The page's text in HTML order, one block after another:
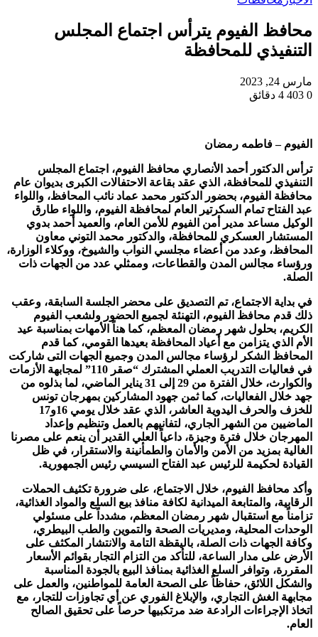
محافظ الفيوم يترأس اجتماع المجلس
التنفيذي للمحافظة
مارس 24, 2023
0
4 دقائق
الفيوم – فاطمه رمضان
ترأس الدكتور أحمد الأنصاري محافظ الفيوم، اجتماع المجلس
التنفيذي للمحافظة، الذي عقد بقاعة الاحتفالات الكبرى بديوان عام
محافظة الفيوم، بحضور الدكتور محمد عماد نائب المحافظ، واللواء
عبد الفتاح تمام السكرتير العام لمحافظة الفيوم، واللواء طارق
الوكيل مساعد مدير أمن الفيوم للأمن العام، والعميد أحمد بدوي
المستشار العسكري للمحافظة، والدكتور محمد التوني معاون
المحافظ، وعدد من أعضاء مجلسي النواب والشيوخ، ووكلاء الوزارة،
ورؤساء مجالس المدن والقطاعات، وممثلي عدد من الجهات ذات
الصلة.
في بداية الاجتماع، تم التصديق على محضر الجلسة السابقة، وعقب
ذلك قدم محافظ الفيوم، التهنئة لجميع الحضور ولشعب الفيوم
الكريم، بحلول شهر رمضان المعظم، كما هناً الأمهات بمناسبة عيد
الأم الذي يتزامن مع أعياد المحافظة بعيدها القومي، كما قدم
المحافظ الشكر لرؤساء مجالس المدن وجميع الجهات التى شاركت
في فعاليات التدريب العملي المشترك “صقر 110” لمجابهة الأزمات
والكوارث، خلال الفترة من 29 إلى 31 يناير الماضي، لما بذلوه من
جهد خلال الفعاليات، كما ثمن جهود المشاركين بمهرجان تونس
للخزف والحرف اليدوية العاشر، الذي عقد خلال يومي 16و17
الماضيين من الشهر الجاري، لتفانيهم بالعمل وتنظيم وإعداد
المهرجان خلال فترة وجيزة، داعياً العلي القدير أن ينعم على مصرنا
الغالية بمزيد من الأمن والأمان والطمأنينة والاستقرار، في ظل
القيادة لحكيمة للرئيس عبد الفتاح السيسي رئيس الجمهورية.
وأكد محافظ الفيوم، خلال الاجتماع، على ضرورة تكثيف الحملات
الرقابية، والمتابعة الميدانية لكافة منافذ بيع السلع والمواد الغذائية،
تزامناً مع استقبال شهر رمضان المعظم، مشدداً على مسئولي
الوحدات المحلية، ومديريات الصحة والتموين والطب البيطري،
وكافة الجهات ذات الصلة، باليقظة التامة والانتشار المكثف على
الأرض على مدار الساعة، للتأكد من التزام التجار بقوائم الأسعار
المقررة، وتوافر السلع الغذائية بمنافذ البيع بالجودة المناسبة
والشكل اللائق، حفاظاً على الصحة العامة للمواطنين، والعمل على
مجابهة الغش التجاري، والإبلاغ الفوري عن أي تجاوزات للتجار، مع
اتخاذ الإجراءات الرادعة ضد مرتكبيها حرصاً على تحقيق الصالح
العام.